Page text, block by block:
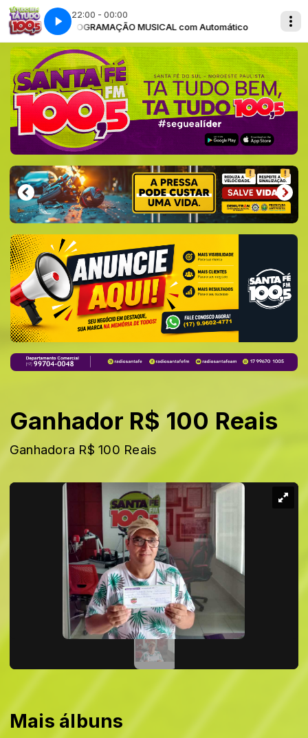
22:00 - 00:00
PROGRAMAÇÃO MUSICAL com Automático
Ganhador R$ 100 Reais
Ganhadora R$ 100 Reais
Mais álbuns